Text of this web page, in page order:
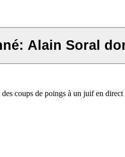
Alain Soral
coups de poings à un juif en direct